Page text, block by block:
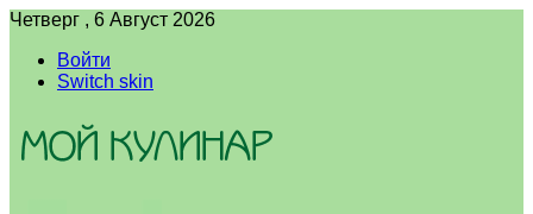
Четверг , 6 Август 2026
Войти
Switch skin